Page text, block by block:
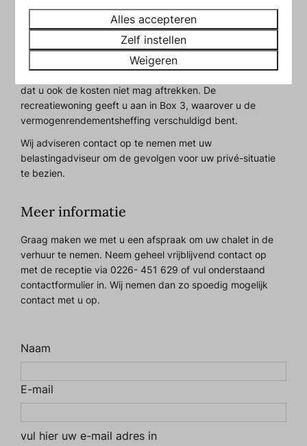
BTW over de kosten terugvragen. Indien u bij de aanschaf
BTW over de recreatiewoning verschuldigd was, dan kunt
u die ook terugvragen.
Over de huurinkomsten bent u – in beginsel – geen
dat u ook de kosten niet mag aftrekken. De
recreatiewoning geeft u aan in Box 3, waarover u de
vermogenrendementsheffing verschuldigd bent.
Wij adviseren contact op te nemen met uw
belastingadviseur om de gevolgen voor uw privé-situatie
te bezien.
Meer informatie
Graag maken we met u een afspraak om uw chalet in de
verhuur te nemen. Neem geheel vrijblijvend contact op
met de receptie via0226- 451 629of vul onderstaand
contactformulier in. Wij nemen dan zo spoedig mogelijk
contact met u op.
Naam
E-mail
vul hier uw e-mail adres in
Alles accepteren
Zelf instellen
Weigeren